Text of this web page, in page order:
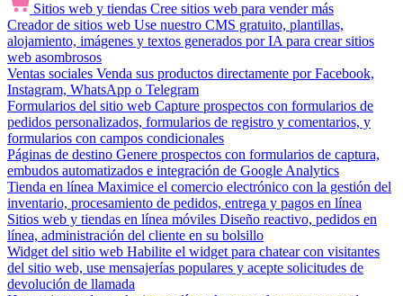
Sitios web y tiendas Cree sitios web para vender más
Creador de sitios web Use nuestro CMS gratuito, plantillas,
alojamiento, imágenes y textos generados por IA para crear sitios
web asombrosos
Ventas sociales Venda sus productos directamente por Facebook,
Instagram, WhatsApp o Telegram
Formularios del sitio web Capture prospectos con formularios de
pedidos personalizados, formularios de registro y comentarios, y
formularios con campos condicionales
Páginas de destino Genere prospectos con formularios de captura,
embudos automatizados e integración de Google Analytics
Tienda en línea Maximice el comercio electrónico con la gestión del
inventario, procesamiento de pedidos, entrega y pagos en línea
Sitios web y tiendas en línea móviles Diseño reactivo, pedidos en
línea, administración del cliente en su bolsillo
Widget del sitio web Habilite el widget para chatear con visitantes
del sitio web, use mensajerías populares y acepte solicitudes de
devolución de llamada